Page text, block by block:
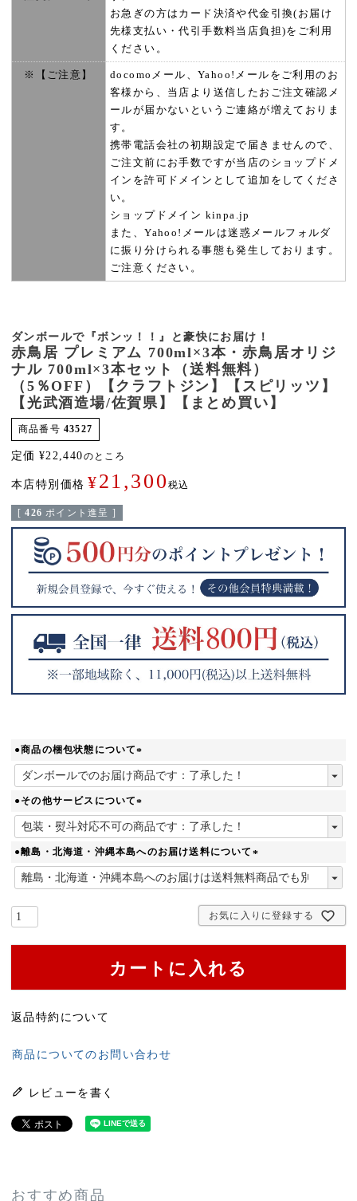
お急ぎの方はカード決済や代金引換(お届け
先様支払い・代引手数料当店負担)をご利用
ください。
※【ご注意】
docomoメール、Yahoo!メールをご利用のお
客様から、当店より送信したおご注文確認メ
ールが届かないというご連絡が増えておりま
す。
携帯電話会社の初期設定で届きませんので、
ご注文前にお手数ですが当店のショップドメ
インを許可ドメインとして追加をしてくださ
い。
ショップドメイン kinpa.jp
また、Yahoo!メールは迷惑メールフォルダ
に振り分けられる事態も発生しております。
ご注意ください。
ダンボールで『ボンッ！！』と豪快にお届け！
赤鳥居 プレミアム 700ml×3本・赤鳥居オリジ
ナル 700ml×3本セット（送料無料）
（5％OFF）【クラフトジン】【スピリッツ】
【光武酒造場/佐賀県】【まとめ買い】
商品番号 43527
定価 ¥22,440のところ
本店特別価格 ¥21,300税込
[ 426 ポイント進呈 ]
●商品の梱包状態について
(
必
須
)
●その他サービスについて
(
必
須
)
●離島・北海道・沖縄本島へのお届け送料について
(
必
)
お気に入りに登録する
カートに入れる
返品特約について
商品についてのお問い合わせ
レビューを書く
おすすめ商品